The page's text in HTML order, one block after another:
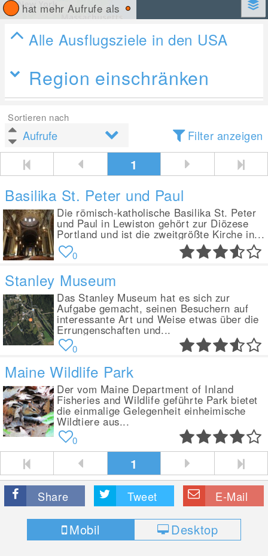
hat mehr Aufrufe als
Alle Ausflugsziele in den USA
Region einschränken
Sortieren nach
Filter anzeigen
1
Basilika St. Peter und Paul
Die römisch-katholische Basilika St. Peter
und Paul in Lewiston gehört zur Diözese
Portland und ist die zweitgrößte Kirche in...
0
Stanley Museum
Das Stanley Museum hat es sich zur
Aufgabe gemacht, seinen Besuchern auf
interessante Art und Weise etwas über die
Errungenschaften und...
0
Maine Wildlife Park
Der vom Maine Department of Inland
Fisheries and Wildlife geführte Park bietet
die einmalige Gelegenheit einheimische
Wildtiere aus...
0
1
Share Tweet E-Mail
Mobil Desktop